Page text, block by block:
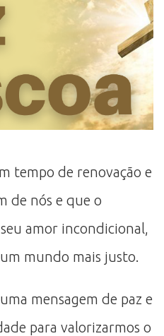
tempo de renovação e
de nós e que o
amor incondicional,
mundo mais justo.
mensagem de paz e
para valorizarmos o